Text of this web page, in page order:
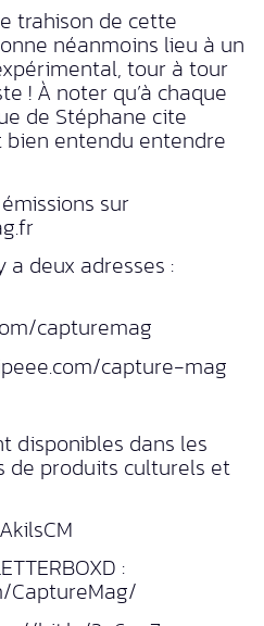
trahison de cette
néanmoins lieu à un
tour à tour
! À noter qu’à chaque
de Stéphane cite
bien entendu entendre
sur
a deux adresses :
capturemag
capture-mag
disponibles dans les
de produits culturels et
:
CaptureMag/